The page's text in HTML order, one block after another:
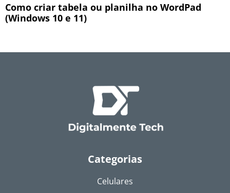
Como criar tabela ou planilha no WordPad
(Windows 10 e 11)
Categorias
Celulares